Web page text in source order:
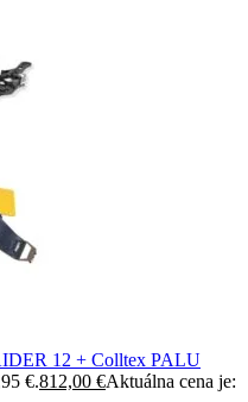
12 + Colltex PALU
€.812,00 €Aktuálna cena je: